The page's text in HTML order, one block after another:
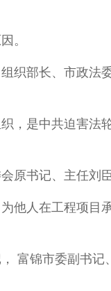
。
织部长、市政法
，是中共迫害法
原书记、主任刘
他人在工程项目
富锦市委副书